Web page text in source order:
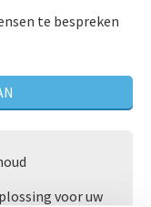
te bespreken
voor uw